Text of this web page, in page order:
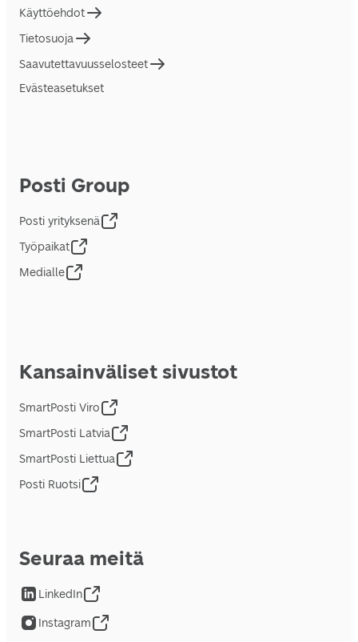
Käyttöehdot
Tietosuoja
Saavutettavuusselosteet
Evästeasetukset
Posti Group
Posti yrityksenä
Työpaikat
Medialle
Kansainväliset sivustot
SmartPosti Viro
SmartPosti Latvia
SmartPosti Liettua
Posti Ruotsi
Seuraa meitä
LinkedIn
Instagram